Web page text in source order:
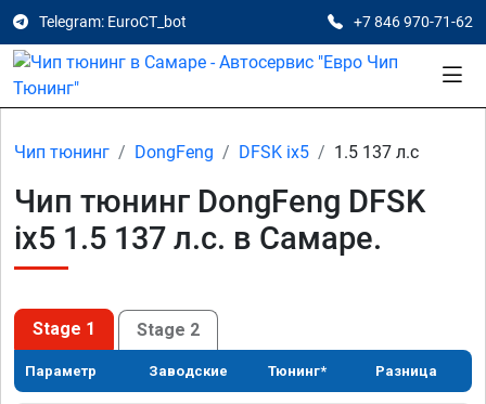
Telegram: EuroCT_bot +7 846 970-71-62
Чип тюнинг DongFeng DFSK ix5 1.5 137 л.с
Чип тюнинг DongFeng DFSK
ix5 1.5 137 л.с. в Самаре.
Stage 1 Stage 2
Параметр Заводские Тюнинг* Разница